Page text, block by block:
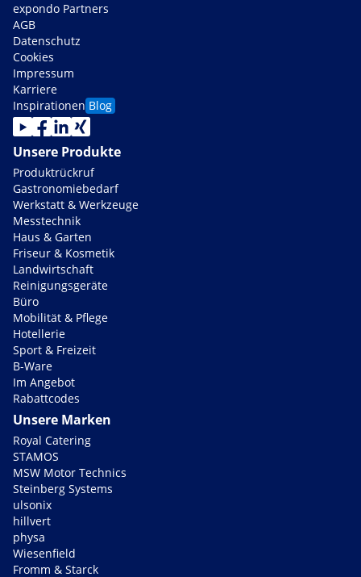
expondo Partners
AGB
Datenschutz
Cookies
Impressum
Karriere
Inspirationen Blog
Unsere Produkte
Produktrückruf
Gastronomiebedarf
Werkstatt & Werkzeuge
Messtechnik
Haus & Garten
Friseur & Kosmetik
Landwirtschaft
Reinigungsgeräte
Büro
Mobilität & Pflege
Hotellerie
Sport & Freizeit
B-Ware
Im Angebot
Rabattcodes
Unsere Marken
Royal Catering
STAMOS
MSW Motor Technics
Steinberg Systems
ulsonix
hillvert
physa
Wiesenfield
Fromm & Starck